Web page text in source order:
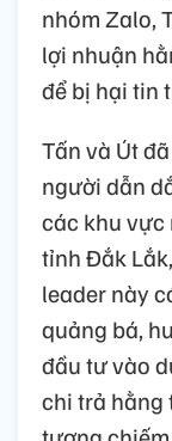
nhóm Zalo,
lợi nhuận
để bị hại tin
Tấn và Út
người dẫn
các khu vực
tỉnh Đắk
leader này
quảng bá,
đầu tư vào
chi trả hằng